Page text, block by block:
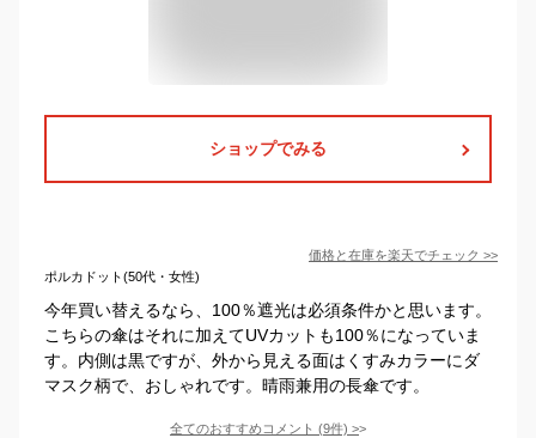
ショップでみる
価格と在庫を楽天でチェック >>
ポルカドット(50代・女性)
今年買い替えるなら、100％遮光は必須条件かと思います。
こちらの傘はそれに加えてUVカットも100％になっていま
す。内側は黒ですが、外から見える面はくすみカラーにダ
マスク柄で、おしゃれです。晴雨兼用の長傘です。
全てのおすすめコメント (9件) >